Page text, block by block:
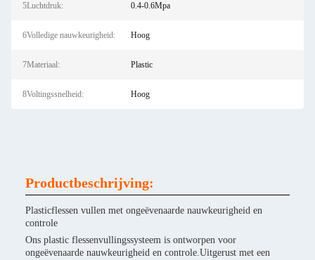
5Luchtdruk: 0.4-0.6Mpa
6Volledige nauwkeurigheid: Hoog
7Materiaal: Plastic
8Voltingssnelheid: Hoog
Productbeschrijving:
Plasticflessen vullen met ongeëvenaarde nauwkeurigheid en
controle
Ons plastic flessenvullingssysteem is ontworpen voor
ongeëvenaarde nauwkeurigheid en controle.Uitgerust met een